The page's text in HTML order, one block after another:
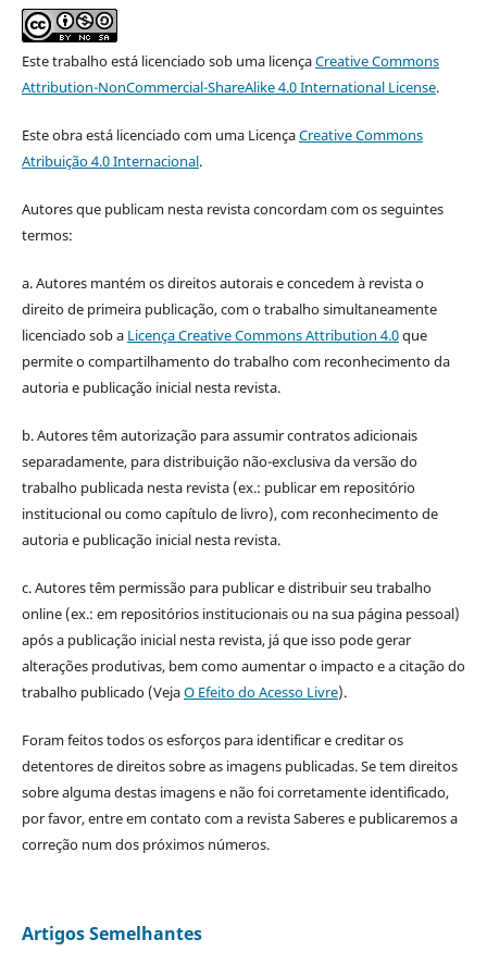
Este trabalho está licenciado sob uma licençaCreative Commons
Attribution-NonCommercial-ShareAlike 4.0 International License.
Este obra está licenciado com uma LicençaCreative Commons
Atribuição 4.0 Internacional.
Autores que publicam nesta revista concordam com os seguintes
termos:
a. Autores mantém os direitos autorais e concedem à revista o
direito de primeira publicação, com o trabalho simultaneamente
licenciado sob a Licença Creative Commons Attribution 4.0que
permite o compartilhamento do trabalho com reconhecimento da
autoria e publicação inicial nesta revista.
b. Autores têm autorização para assumir contratos adicionais
separadamente, para distribuição não-exclusiva da versão do
trabalho publicada nesta revista (ex.: publicar em repositório
institucional ou como capítulo de livro), com reconhecimento de
autoria e publicação inicial nesta revista.
c. Autores têm permissão para publicar e distribuir seu trabalho
online (ex.: em repositórios institucionais ou na sua página pessoal)
após a publicação inicial nesta revista, já que isso pode gerar
alterações produtivas, bem como aumentar o impacto e a citação do
trabalho publicado (VejaO Efeito do Acesso Livre).
Foram feitos todos os esforços para identificar e creditar os
detentores de direitos sobre as imagens publicadas. Se tem direitos
sobre alguma destas imagens e não foi corretamente identificado,
por favor, entre em contato com a revista Saberes e publicaremos a
correção num dos próximos números.
Artigos Semelhantes